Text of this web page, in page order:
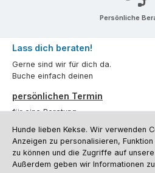
Persönliche
Lass dich beraten!
Gerne sind wir für dich da.
Buche einfach deinen
persönlichen Termin
für eine Beratung.
Oder über unserKontaktformular.
Vertrag widerrufen
Hunde lieben Kekse. Wir verwenden
Anzeigen zu personalisieren,
zu können und die Zugriffe auf
Außerdem geben wir Informationen